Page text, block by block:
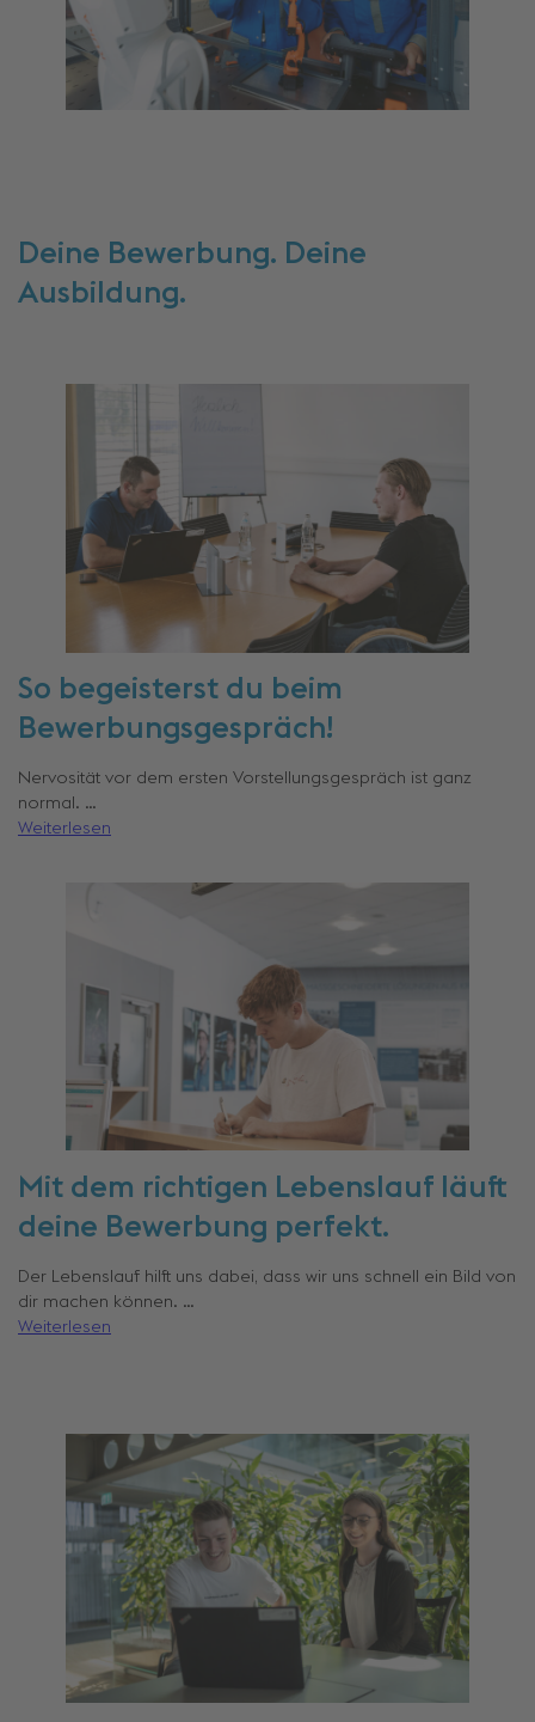
Deine Bewerbung. Deine
Ausbildung.
So begeisterst du beim
Bewerbungsgespräch!
Nervosität vor dem ersten Vorstellungsgespräch ist ganz
normal. …
Weiterlesen
Mit dem richtigen Lebenslauf läuft
deine Bewerbung perfekt.
Der Lebenslauf hilft uns dabei, dass wir uns schnell ein Bild von
dir machen können. …
Weiterlesen